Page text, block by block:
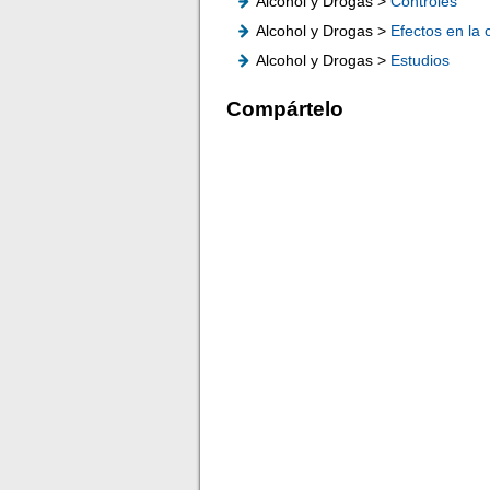
Alcohol y Drogas > Efectos en la
Alcohol y Drogas > Estudios
Compártelo